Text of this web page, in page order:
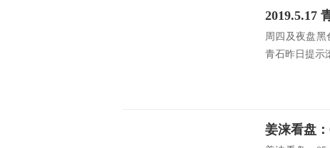
2019.5.17
周四及夜盘黑
青石昨日提示
姜涞看盘